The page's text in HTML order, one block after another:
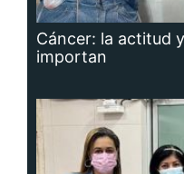
Cáncer: la actitud
importan